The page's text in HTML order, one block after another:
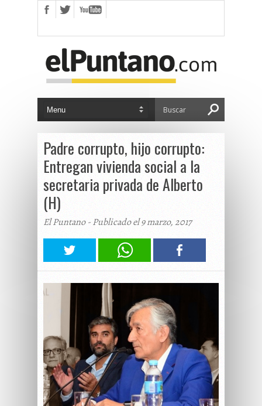
Padre corrupto, hijo corrupto:
Entregan vivienda social a la
secretaria privada de Alberto
(H)
El Puntano - Publicado el 9 marzo, 2017